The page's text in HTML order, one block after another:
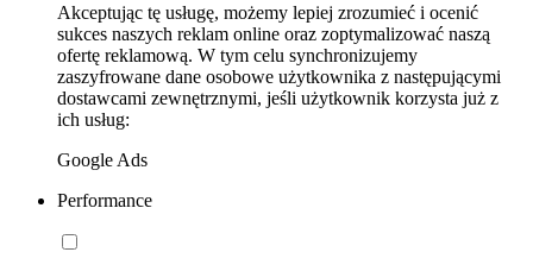
Akceptując tę usługę, możemy lepiej zrozumieć i ocenić
sukces naszych reklam online oraz zoptymalizować naszą
ofertę reklamową. W tym celu synchronizujemy
zaszyfrowane dane osobowe użytkownika z następującymi
dostawcami zewnętrznymi, jeśli użytkownik korzysta już z
ich usług:
Google Ads
Performance